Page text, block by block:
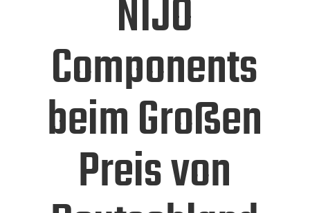
NIJO
Components
beim Großen
Preis von